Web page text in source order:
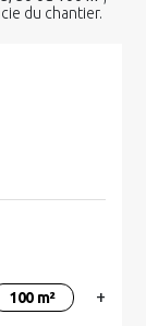
du chantier.
100 m² +